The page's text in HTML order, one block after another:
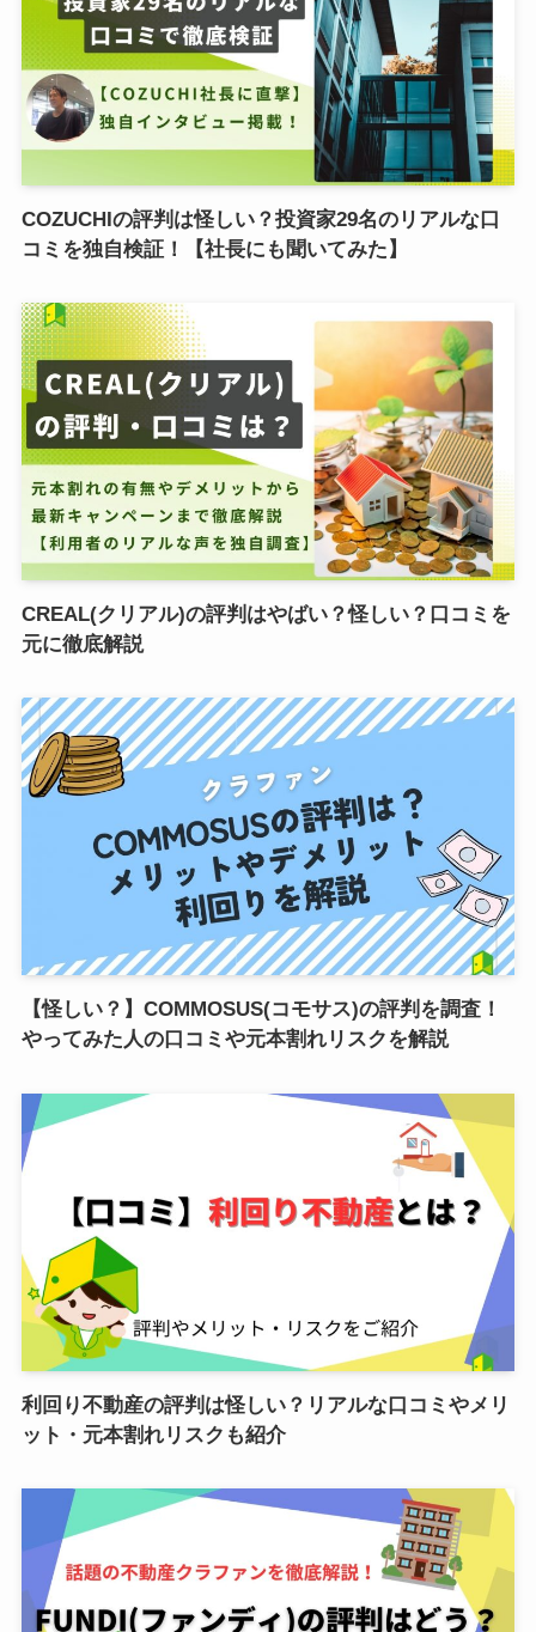
COZUCHIの評判は怪しい？投資家29名のリアルな口
コミを独自検証！【社長にも聞いてみた】
CREAL(クリアル)の評判はやばい？怪しい？口コミを
元に徹底解説
【怪しい？】COMMOSUS(コモサス)の評判を調査！
やってみた人の口コミや元本割れリスクを解説
利回り不動産の評判は怪しい？リアルな口コミやメリ
ット・元本割れリスクも紹介